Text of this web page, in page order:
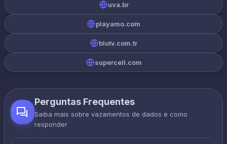
uva.br
playamo.com
blutv.com.tr
supercell.com
Perguntas Frequentes
Saiba mais sobre vazamentos de dados e como
responder